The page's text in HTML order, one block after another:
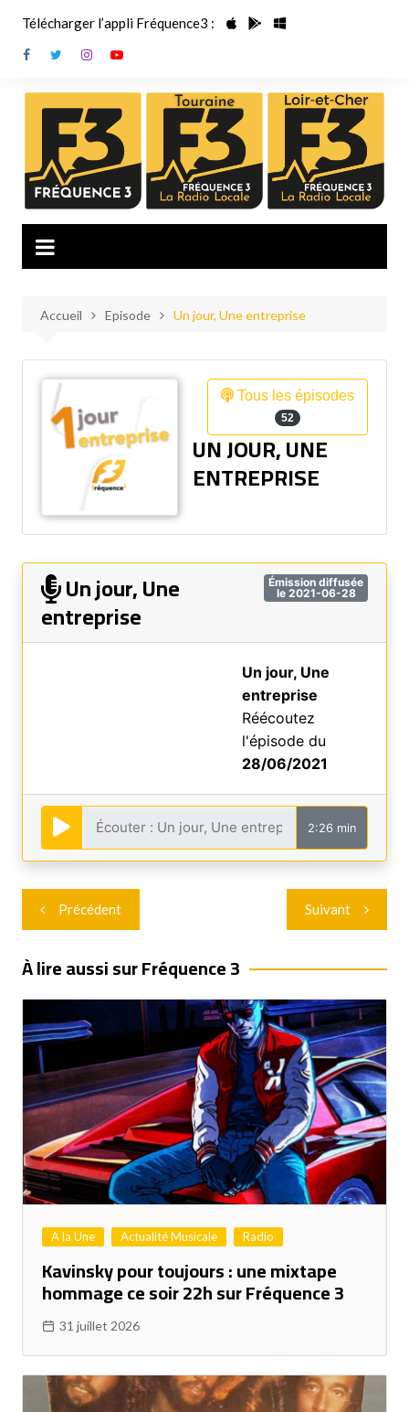
contenu
Télécharger l’appli Fréquence3 :
Accueil Episode Un jour, Une entreprise
Tous les épisodes
52
UN JOUR, UNE
ENTREPRISE
Émission diffusée
le 2021-06-28
Un jour, Une
entreprise
Un jour, Une
entreprise
Réécoutez
l'épisode du
28/06/2021
2:26 min
Navigation
de
l’article
Précédent Suivant
À lire aussi sur Fréquence 3
A la Une Actualité Musicale Radio
Kavinsky pour toujours : une mixtape
hommage ce soir 22h sur Fréquence 3
31 juillet 2026